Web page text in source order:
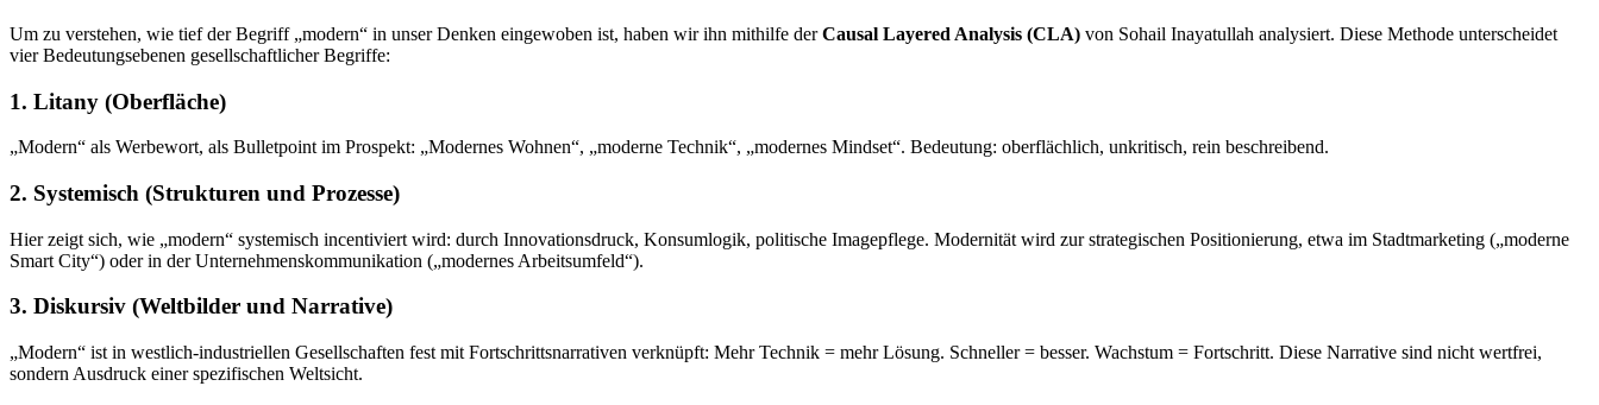
Um zu verstehen, wie tief der Begriff „modern“ in unser Denken eingewoben ist, haben wir ihn mithilfe derCausal Layered Analysis (CLA) von Sohail Inayatullah analysiert. Diese Methode unterscheidet
vier Bedeutungsebenen gesellschaftlicher Begriffe:
1. Litany (Oberfläche)
„Modern“ als Werbewort, als Bulletpoint im Prospekt: „Modernes Wohnen“, „moderne Technik“, „modernes Mindset“. Bedeutung: oberflächlich, unkritisch, rein beschreibend.
2. Systemisch (Strukturen und Prozesse)
Hier zeigt sich, wie „modern“ systemisch incentiviert wird: durch Innovationsdruck, Konsumlogik, politische Imagepflege. Modernität wird zur strategischen Positionierung, etwa im Stadtmarketing („moderne
Smart City“) oder in der Unternehmenskommunikation („modernes Arbeitsumfeld“).
3. Diskursiv (Weltbilder und Narrative)
„Modern“ ist in westlich-industriellen Gesellschaften fest mit Fortschrittsnarrativen verknüpft: Mehr Technik = mehr Lösung. Schneller = besser. Wachstum = Fortschritt. Diese Narrative sind nicht wertfrei,
sondern Ausdruck einer spezifischen Weltsicht.